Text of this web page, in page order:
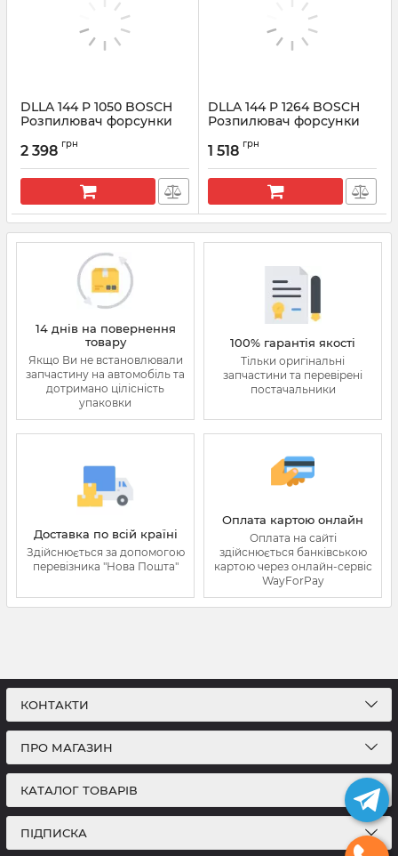
DLLA 144 P 1050 BOSCH
Розпилювач форсунки
Артикул:
2 398 грн
DLLA 144 P 1264 BOSCH
Розпилювач форсунки
Артикул:
1 518 грн
14 днів на повернення
товару
Якщо Ви не встановлювали
запчастину на автомобіль та
дотримано цілісність
упаковки
100% гарантія якості
Тільки оригінальні
запчастини та перевірені
постачальники
Доставка по всій країні
Здійснюється за допомогою
перевізника "Нова Пошта"
Оплата картою онлайн
Оплата на сайті
здійснюється банківською
картою через онлайн-сервіс
WayForPay
КОНТАКТИ
ПРО МАГАЗИН
КАТАЛОГ ТОВАРІВ
ПІДПИСКА